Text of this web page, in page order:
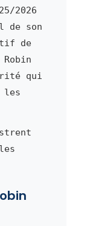
2026
de son
de
qui
les